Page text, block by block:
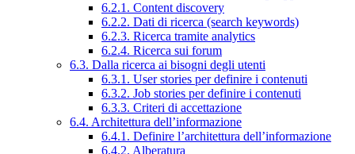
6.2.1. Content discovery
6.2.2. Dati di ricerca (search keywords)
6.2.3. Ricerca tramite analytics
6.2.4. Ricerca sui forum
6.3. Dalla ricerca ai bisogni degli utenti
6.3.1. User stories per definire i contenuti
6.3.2. Job stories per definire i contenuti
6.3.3. Criteri di accettazione
6.4. Architettura dell’informazione
6.4.1. Definire l’architettura dell’informazione
6.4.2. Alberatura